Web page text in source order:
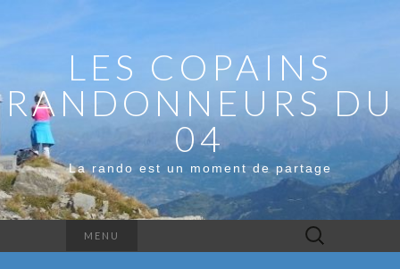
LES COPAINS
RANDONNEURS DU
04
La rando est un moment de partage
MENU Rechercher :